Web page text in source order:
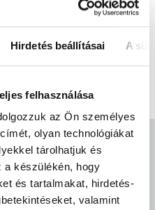
Hirdetés beállításai A
felhasználása
az Ön személyes
olyan technológiákat
tárolhatjuk és
a készülékén, hogy
és tartalmakat, hirdetés-
valamint
elrendelő
vagy+36 20 487 6673